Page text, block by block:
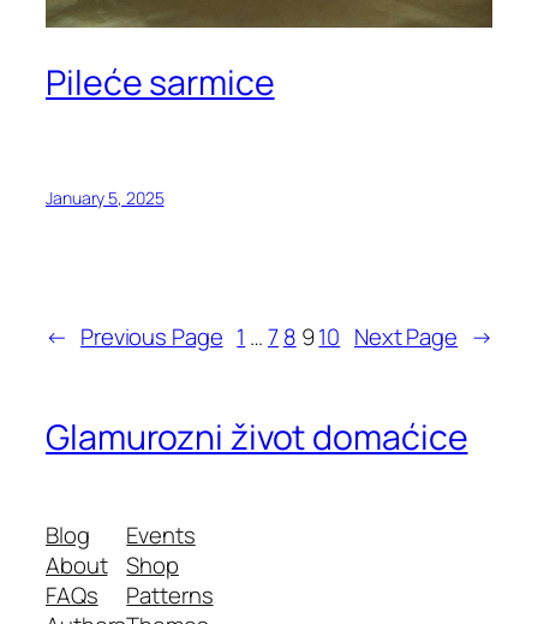
Pileće sarmice
January 5, 2025
← Previous Page 1 …78 910 Next Page →
Glamurozni život domaćice
Blog
About
FAQs
Events
Shop
Patterns